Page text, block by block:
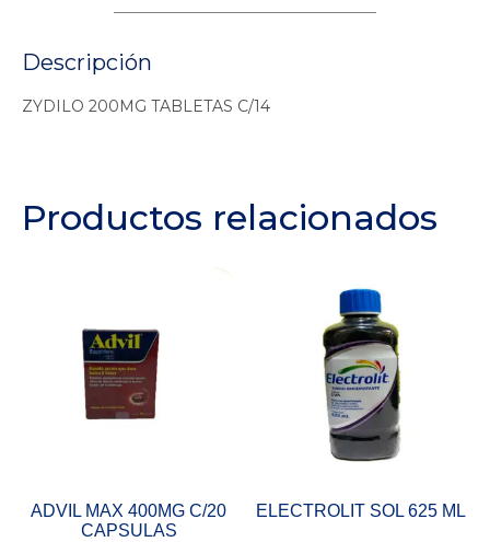
Descripción
ZYDILO 200MG TABLETAS C/14
Productos relacionados
ADVIL MAX 400MG C/20
CAPSULAS
ELECTROLIT SOL 625 ML